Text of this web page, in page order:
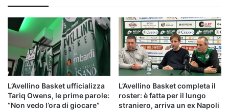
L’Avellino Basket ufficializza
Tariq Owens, le prime parole:
“Non vedo l’ora di giocare”
L’Avellino Basket completa il
roster: è fatta per il lungo
straniero, arriva un ex Napoli